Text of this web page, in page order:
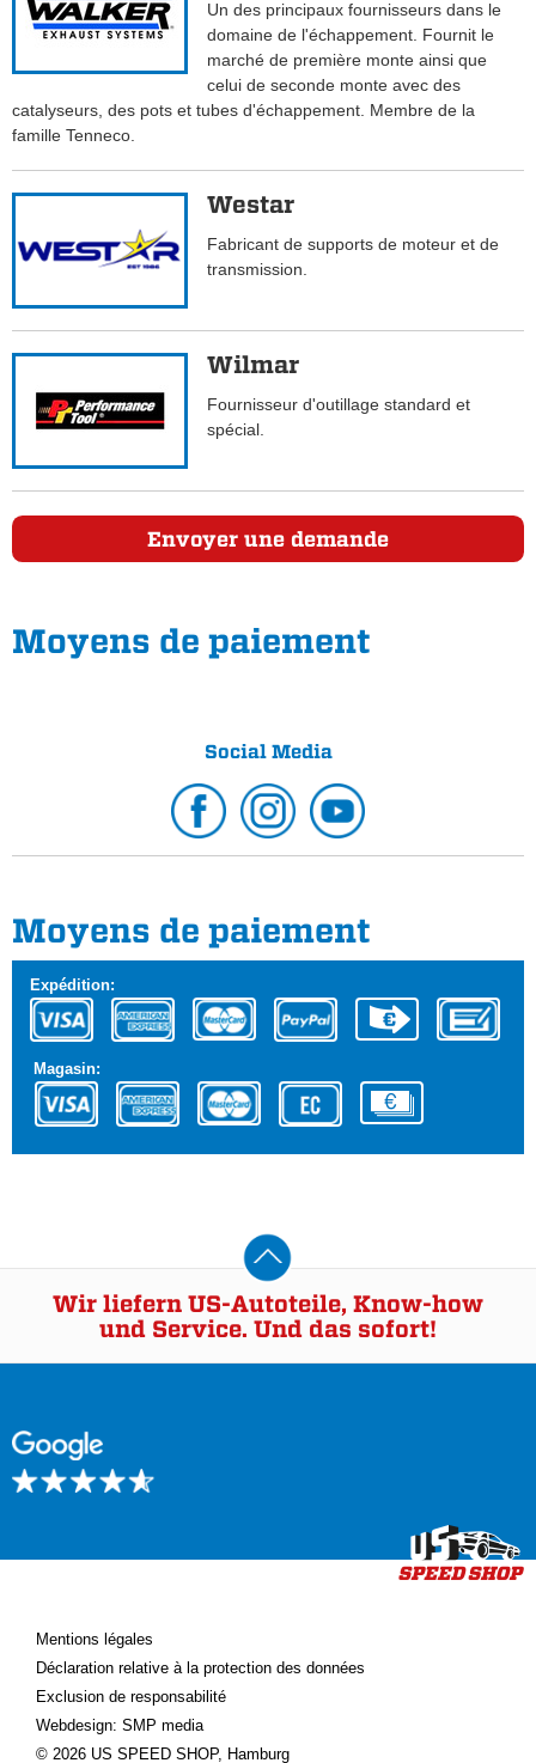
Un des principaux fournisseurs dans le
domaine de l'échappement. Fournit le
marché de première monte ainsi que
celui de seconde monte avec des
catalyseurs, des pots et tubes d'échappement. Membre de la
famille Tenneco.
Westar
Fabricant de supports de moteur et de
transmission.
Wilmar
Fournisseur d'outillage standard et
spécial.
Envoyer une demande
Moyens de paiement
Social Media
Moyens de paiement
Expédition:
Magasin:
Wir liefern US-Autoteile, Know-how
und Service. Und das sofort!
Mentions légales
Déclaration relative à la protection des données
Exclusion de responsabilité
Webdesign: SMP media
© 2026 US SPEED SHOP, Hamburg